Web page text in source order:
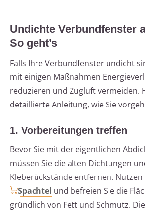
Undichte Verbundfenster
So geht’s
Falls Ihre Verbundfenster undicht
mit einigen Maßnahmen
reduzieren und Zugluft vermeiden.
detaillierte Anleitung, wie Sie
1. Vorbereitungen treffen
Bevor Sie mit der eigentlichen
müssen Sie die alten Dichtungen
Kleberückstände entfernen. Nutzen
Spachtel und befreien Sie die
gründlich von Fett und Schmutz.